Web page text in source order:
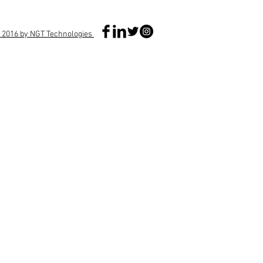
by NGT Technologies